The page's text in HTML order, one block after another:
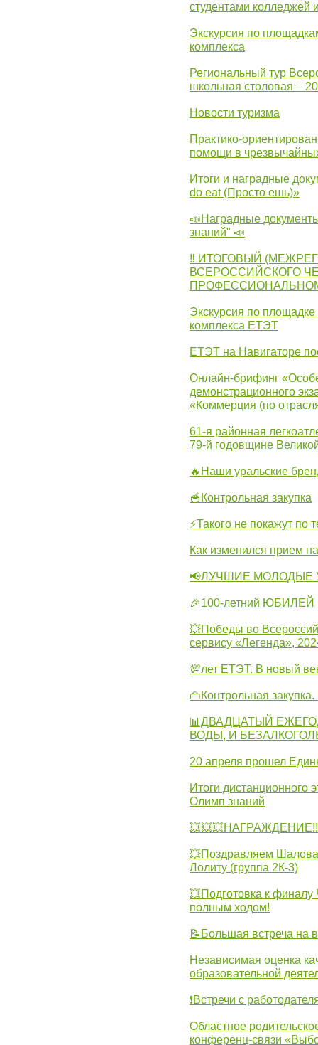
студентами колледжей
Экскурсия по
комплекса
Региональный тур
школьная столовая –
Новости туризма
Практико-
помощи в
Итоги и наградные
do eat (Просто ешь)»
📣Наградные
знаний" 📣
‼ ИТОГОВЫЙ
ВСЕРОССИЙСКОГО
Экскурсия по
комплекса ЕТЭТ
ЕТЭТ на Навигаторе
Онлайн-брифинг
демонстрационного
«Коммерция (по
61-я районная
79-й годовщине
🔥Наши уральские
🥣Контрольная закупка
⚡Такого не покажут по
Как изменился прием
📢ЛУЧШИЕ МОЛОДЫЕ
🎉100-летний ЮБИЛЕЙ
💥Победы во
сервису «Легенда»,
💯лет ЕТЭТ. В новый
👜Контрольная
📊ДВАДЦАТЫЙ
ВОДЫ, И
20 апреля прошел
Итоги дистанционного
Олимп знаний
💥Поздравляем
Лолиту (группа 2К-3)
💥Подготовка к
полным ходом!
📝Большая встреча на
Независимая оценка
образовательной
❗Встречи с
Областное
конференц-связи